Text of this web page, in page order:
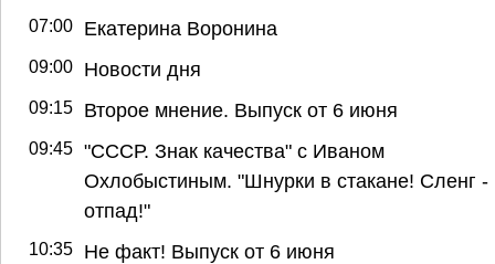
07:00 Екатерина Воронина
09:00 Новости дня
09:15 Второе мнение. Выпуск от 6 июня
09:45 "СССР. Знак качества" с Иваном
Охлобыстиным. "Шнурки в стакане! Сленг -
отпад!"
10:35 Не факт! Выпуск от 6 июня